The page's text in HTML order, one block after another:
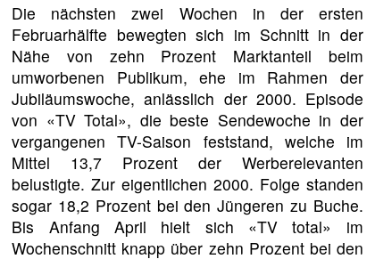
Die nächsten zwei Wochen in der ersten
Februarhälfte bewegten sich im Schnitt in der
Nähe von zehn Prozent Marktanteil beim
umworbenen Publikum, ehe im Rahmen der
Jubiläumswoche, anlässlich der 2000. Episode
von «TV Total», die beste Sendewoche in der
vergangenen TV-Saison feststand, welche im
Mittel 13,7 Prozent der Werberelevanten
belustigte. Zur eigentlichen 2000. Folge standen
sogar 18,2 Prozent bei den Jüngeren zu Buche.
Bis Anfang April hielt sich «TV total» im
Wochenschnitt knapp über zehn Prozent bei den